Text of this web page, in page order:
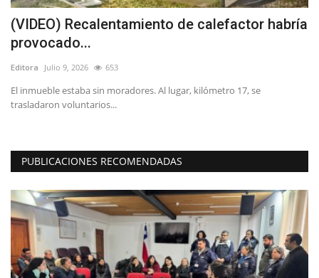
(VIDEO) Recalentamiento de calefactor habría
provocado...
Editora Julio 9, 2026 653
El inmueble estaba sin moradores. Al lugar, kilómetro 17, se
trasladaron voluntarios...
PUBLICACIONES RECOMENDADAS